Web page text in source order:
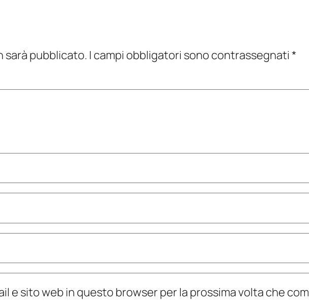
sarà pubblicato. I campi obbligatori sono contrassegnati *
e sito web in questo browser per la prossima volta che